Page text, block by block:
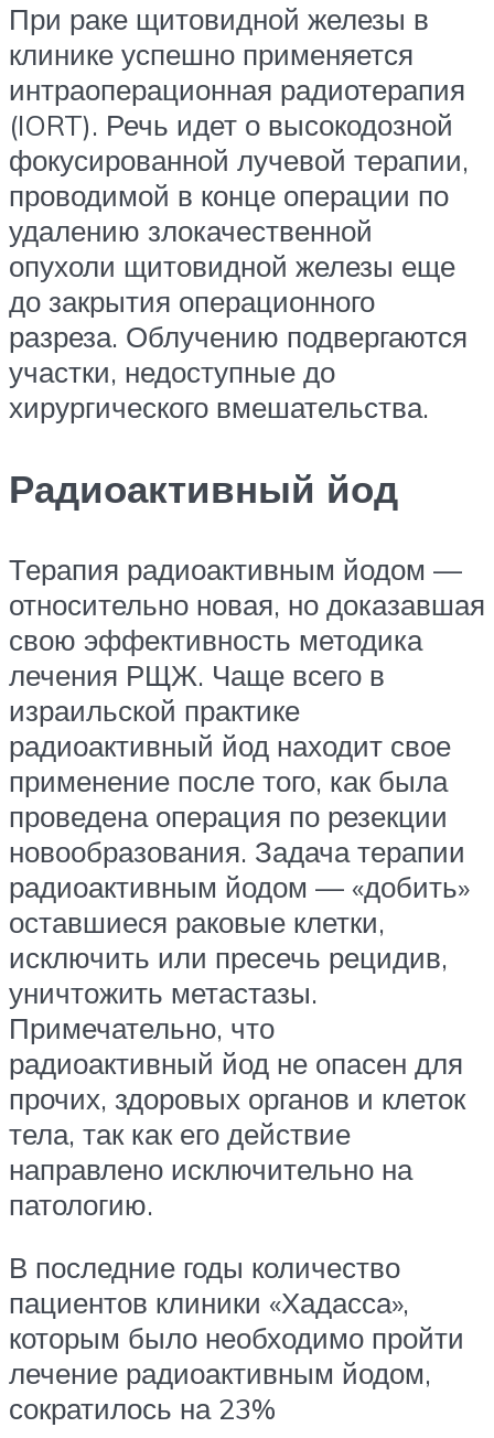
При раке щитовидной железы в
клинике успешно применяется
интраоперационная радиотерапия
(IORT). Речь идет о высокодозной
фокусированной лучевой терапии,
проводимой в конце операции по
удалению злокачественной
опухоли щитовидной железы еще
до закрытия операционного
разреза. Облучению подвергаются
участки, недоступные до
хирургического вмешательства.
Радиоактивный йод
Терапия радиоактивным йодом —
относительно новая, но доказавшая
свою эффективность методика
лечения РЩЖ. Чаще всего в
израильской практике
радиоактивный йод находит свое
применение после того, как была
проведена операция по резекции
новообразования. Задача терапии
радиоактивным йодом — «добить»
оставшиеся раковые клетки,
исключить или пресечь рецидив,
уничтожить метастазы.
Примечательно, что
радиоактивный йод не опасен для
прочих, здоровых органов и клеток
тела, так как его действие
направлено исключительно на
патологию.
В последние годы количество
пациентов клиники «Хадасса»,
которым было необходимо пройти
лечение радиоактивным йодом,
сократилось на 23%